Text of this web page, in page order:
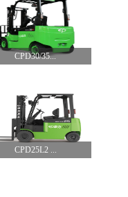
CPD30/35...
CPD25L2 ...